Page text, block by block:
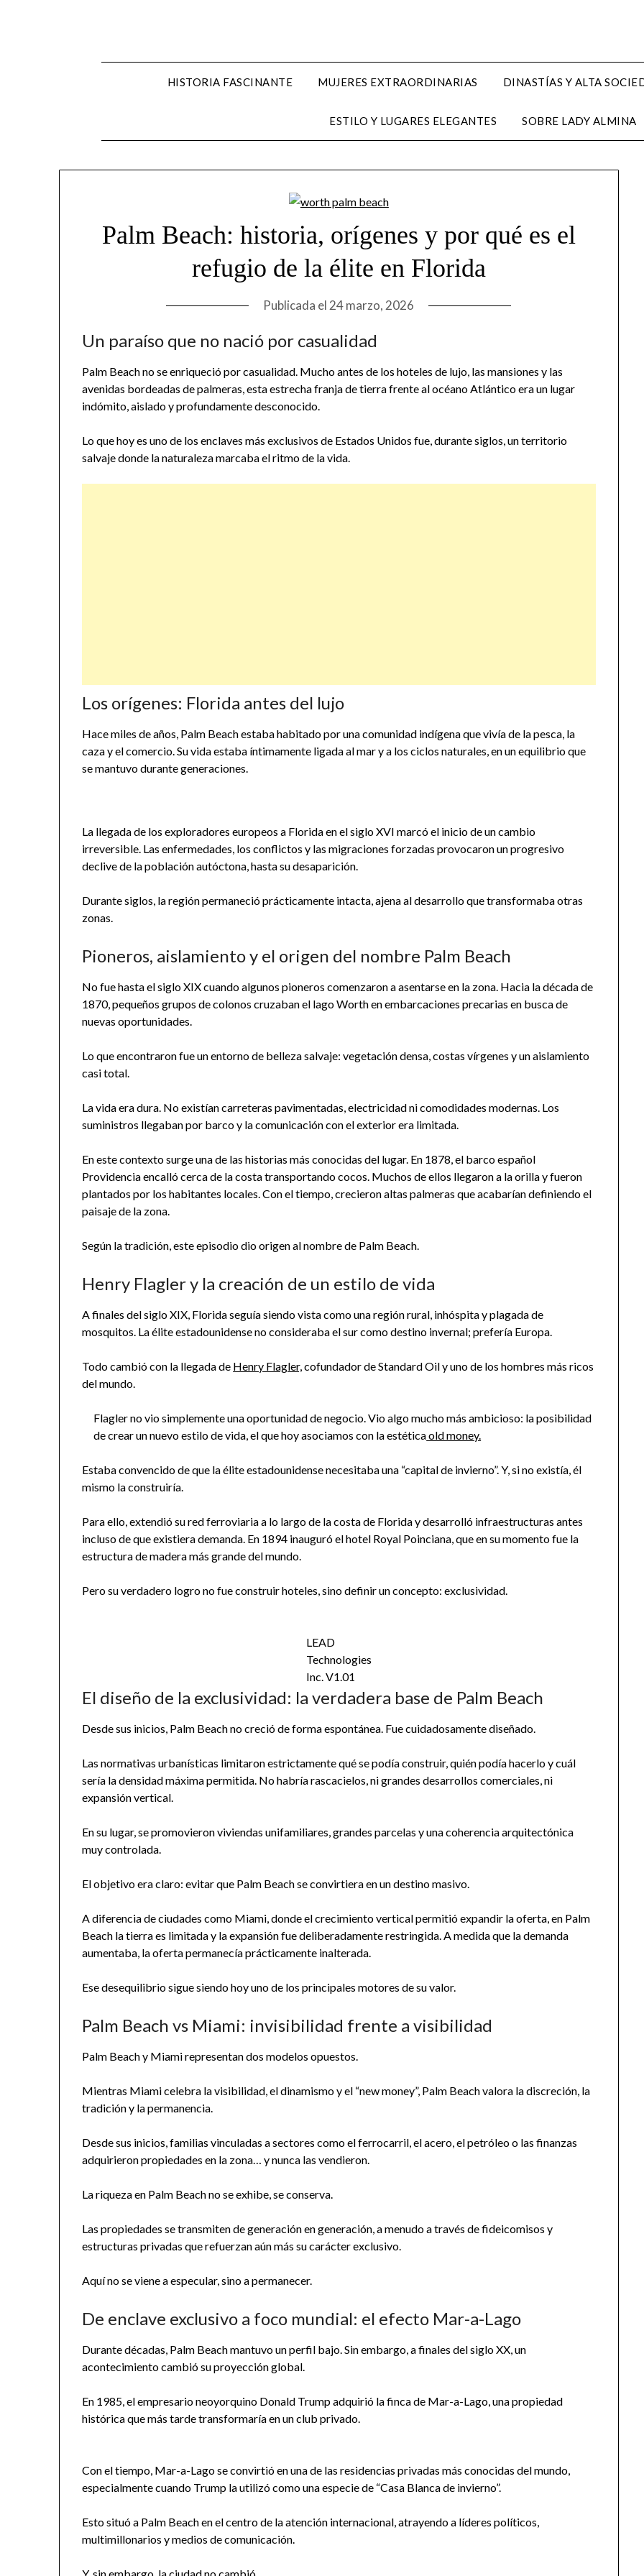
HISTORIA FASCINANTE MUJERES EXTRAORDINARIAS DINASTÍAS Y ALTA
ESTILO Y LUGARES ELEGANTES SOBRE LADY ALMINA
Palm Beach: historia, orígenes y por qué es el
refugio de la élite en Florida
Publicada el 24 marzo, 2026
Un paraíso que no nació por casualidad
Palm Beach no se enriqueció por casualidad. Mucho antes de los hoteles de lujo, las mansiones y las
avenidas bordeadas de palmeras, esta estrecha franja de tierra frente al océano Atlántico era un lugar
indómito, aislado y profundamente desconocido.
Lo que hoy es uno de los enclaves más exclusivos de Estados Unidos fue, durante siglos, un territorio
salvaje donde la naturaleza marcaba el ritmo de la vida.
Los orígenes: Florida antes del lujo
Hace miles de años, Palm Beach estaba habitado por una comunidad indígena que vivía de la pesca, la
caza y el comercio. Su vida estaba íntimamente ligada al mar y a los ciclos naturales, en un equilibrio que
se mantuvo durante generaciones.
La llegada de los exploradores europeos a Florida en el siglo XVI marcó el inicio de un cambio
irreversible. Las enfermedades, los conflictos y las migraciones forzadas provocaron un progresivo
declive de la población autóctona, hasta su desaparición.
Durante siglos, la región permaneció prácticamente intacta, ajena al desarrollo que transformaba otras
zonas.
Pioneros, aislamiento y el origen del nombre Palm Beach
No fue hasta el siglo XIX cuando algunos pioneros comenzaron a asentarse en la zona. Hacia la década de
1870, pequeños grupos de colonos cruzaban el lago Worth en embarcaciones precarias en busca de
nuevas oportunidades.
Lo que encontraron fue un entorno de belleza salvaje: vegetación densa, costas vírgenes y un aislamiento
casi total.
La vida era dura. No existían carreteras pavimentadas, electricidad ni comodidades modernas. Los
suministros llegaban por barco y la comunicación con el exterior era limitada.
En este contexto surge una de las historias más conocidas del lugar. En 1878, el barco español
Providencia encalló cerca de la costa transportando cocos. Muchos de ellos llegaron a la orilla y fueron
plantados por los habitantes locales. Con el tiempo, crecieron altas palmeras que acabarían definiendo el
paisaje de la zona.
Según la tradición, este episodio dio origen al nombre de Palm Beach.
Henry Flagler y la creación de un estilo de vida
A finales del siglo XIX, Florida seguía siendo vista como una región rural, inhóspita y plagada de
mosquitos. La élite estadounidense no consideraba el sur como destino invernal; prefería Europa.
Todo cambió con la llegada de Henry Flagler,cofundador de Standard Oil y uno de los hombres más ricos
del mundo.
Flagler no vio simplemente una oportunidad de negocio. Vio algo mucho más ambicioso: la posibilidad
de crear un nuevo estilo de vida, el que hoy asociamos con la estéticaold money.
Estaba convencido de que la élite estadounidense necesitaba una “capital de invierno”. Y, si no existía, él
mismo la construiría.
Para ello, extendió su red ferroviaria a lo largo de la costa de Florida y desarrolló infraestructuras antes
incluso de que existiera demanda. En 1894 inauguró el hotel Royal Poinciana, que en su momento fue la
estructura de madera más grande del mundo.
Pero su verdadero logro no fue construir hoteles, sino definir un concepto: exclusividad.
LEAD
Technologies
Inc. V1.01
El diseño de la exclusividad: la verdadera base de Palm Beach
Desde sus inicios, Palm Beach no creció de forma espontánea. Fue cuidadosamente diseñado.
Las normativas urbanísticas limitaron estrictamente qué se podía construir, quién podía hacerlo y cuál
sería la densidad máxima permitida. No habría rascacielos, ni grandes desarrollos comerciales, ni
expansión vertical.
En su lugar, se promovieron viviendas unifamiliares, grandes parcelas y una coherencia arquitectónica
muy controlada.
El objetivo era claro: evitar que Palm Beach se convirtiera en un destino masivo.
A diferencia de ciudades como Miami, donde el crecimiento vertical permitió expandir la oferta, en Palm
Beach la tierra es limitada y la expansión fue deliberadamente restringida. A medida que la demanda
aumentaba, la oferta permanecía prácticamente inalterada.
Ese desequilibrio sigue siendo hoy uno de los principales motores de su valor.
Palm Beach vs Miami: invisibilidad frente a visibilidad
Palm Beach y Miami representan dos modelos opuestos.
Mientras Miami celebra la visibilidad, el dinamismo y el “new money”, Palm Beach valora la discreción, la
tradición y la permanencia.
Desde sus inicios, familias vinculadas a sectores como el ferrocarril, el acero, el petróleo o las finanzas
adquirieron propiedades en la zona… y nunca las vendieron.
La riqueza en Palm Beach no se exhibe, se conserva.
Las propiedades se transmiten de generación en generación, a menudo a través de fideicomisos y
estructuras privadas que refuerzan aún más su carácter exclusivo.
Aquí no se viene a especular, sino a permanecer.
De enclave exclusivo a foco mundial: el efecto Mar-a-Lago
Durante décadas, Palm Beach mantuvo un perfil bajo. Sin embargo, a finales del siglo XX, un
acontecimiento cambió su proyección global.
En 1985, el empresario neoyorquino Donald Trump adquirió la finca de Mar-a-Lago, una propiedad
histórica que más tarde transformaría en un club privado.
Con el tiempo, Mar-a-Lago se convirtió en una de las residencias privadas más conocidas del mundo,
especialmente cuando Trump la utilizó como una especie de “Casa Blanca de invierno”.
Esto situó a Palm Beach en el centro de la atención internacional, atrayendo a líderes políticos,
multimillonarios y medios de comunicación.